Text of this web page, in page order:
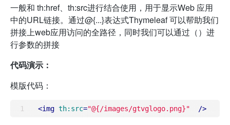
一般和 th:href、th:src进行结合使用，用于显示Web 应用
中的URL链接。通过@{...}表达式Thymeleaf 可以帮助我们
拼接上web应用访问的全路径，同时我们可以通过（）进
行参数的拼接
代码演示：
模版代码：
<img th:src="@{/images/gtvglogo.png}"
  />